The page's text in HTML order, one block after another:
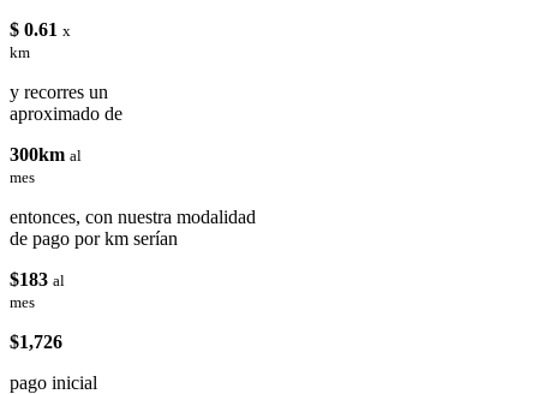
$ 0.61 x
km
y recorres un
aproximado de
300km al
mes
entonces, con nuestra modalidad
de pago por km serían
$183 al
mes
$1,726
pago inicial